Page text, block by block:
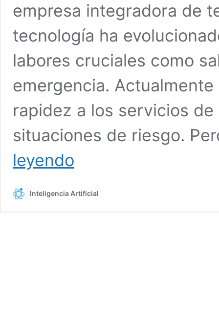
empresa integradora de
tecnología ha
labores cruciales como
emergencia.
rapidez a los servicios
situaciones de riesgo.
leyendo
labores
emergencia
Inteligencia Artificial